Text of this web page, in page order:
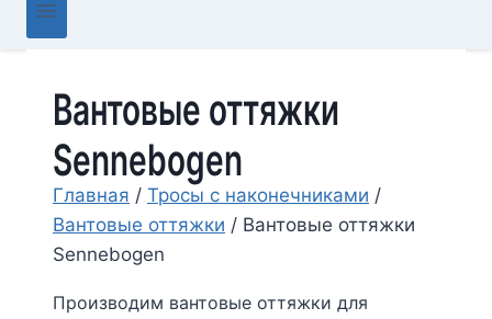
Вантовые оттяжки
Sennebogen
Главная / Тросы с наконечниками /
Вантовые оттяжки / Вантовые оттяжки
Sennebogen
Производим вантовые оттяжки для